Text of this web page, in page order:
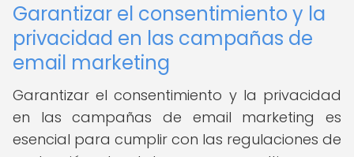
Garantizar el consentimiento y la
privacidad en las campañas de
email marketing
Garantizar el consentimiento y la privacidad
en las campañas de email marketing es
esencial para cumplir con las regulaciones de